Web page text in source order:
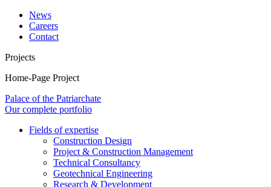
News
Careers
Contact
Projects
Home-Page Project
Palace of the Patriarchate
Our complete portfolio
Fields of expertise
Construction Design
Project & Construction Management
Technical Consultancy
Geotechnical Engineering
Research & Development